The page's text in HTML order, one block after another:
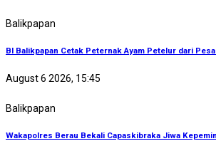
Balikpapan
BI Balikpapan Cetak Peternak Ayam Petelur dari
August 6 2026, 15:45
Balikpapan
Wakapolres Berau Bekali Capaskibraka Jiwa